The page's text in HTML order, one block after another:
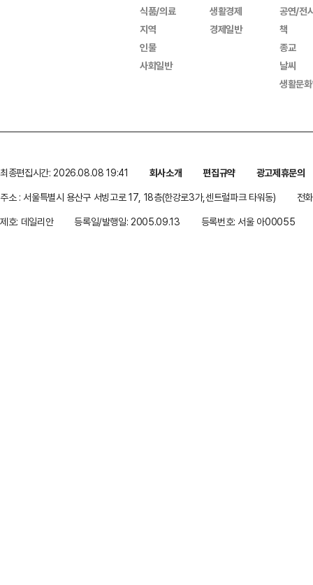
식품/의료
지역
인물
사회일반
생활경제
경제일반
공연/전
책
종교
날씨
생활문
최종편집시간: 2026.08.08 19:41 회사소개 편집규약
광고제휴문의
주소 : 서울특별시 용산구 서빙고로 17, 18층(한강로3가,센트럴파크 타워동)
전
제호: 데일리안
등록일/발행일: 2005.09.13 등록번호: 서울 아00055